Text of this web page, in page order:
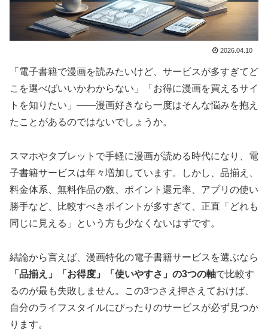
2026.04.10
「電子書籍で漫画を読みたいけど、サービスが多すぎてど
こを選べばいいかわからない」「お得に漫画を買えるサイ
トを知りたい」——漫画好きなら一度はそんな悩みを抱え
たことがあるのではないでしょうか。
スマホやタブレットで手軽に漫画が読める時代になり、電
子書籍サービスは年々増加しています。しかし、品揃え、
料金体系、無料作品の数、ポイント還元率、アプリの使い
勝手など、比較すべきポイントが多すぎて、正直「どれも
同じに見える」という方も少なくないはずです。
結論から言えば、漫画特化の電子書籍サービスを選ぶなら
「品揃え」「お得度」「使いやすさ」の3つの軸で比較す
るのが最も失敗しません。この3つさえ押さえておけば、
自分のライフスタイルにぴったりのサービスが必ず見つか
ります。